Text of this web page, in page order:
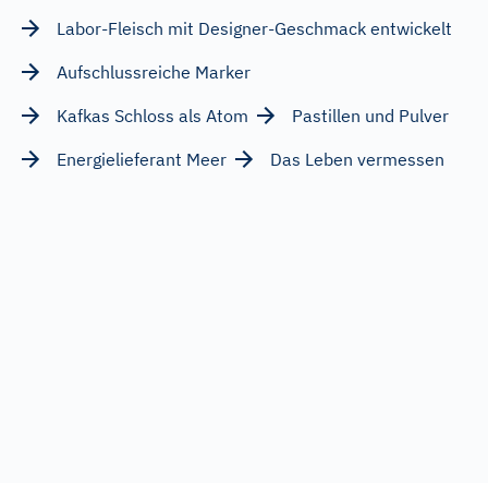
Labor-Fleisch mit Designer-Geschmack entwickelt
Aufschlussreiche Marker
Kafkas Schloss als Atom
Pastillen und Pulver
Energielieferant Meer
Das Leben vermessen